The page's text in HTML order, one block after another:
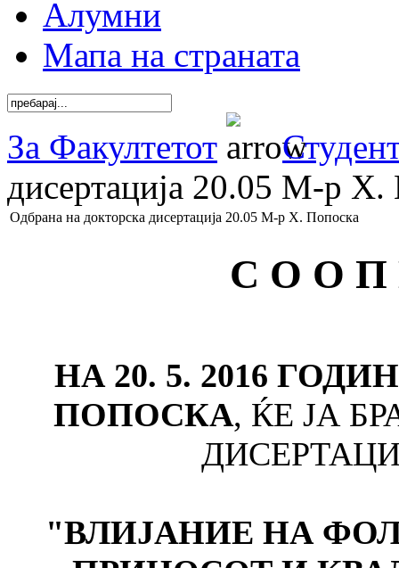
Алумни
Мапа на страната
За Факултетот
дисертација 20.05 М-р Х.
Одбрана на докторска дисертација 20.05 М-р Х. Попоска
С О О
НА 20. 5. 2016
ПОПОСКА, ЌЕ ЈА
"ВЛИЈАНИЕ НА